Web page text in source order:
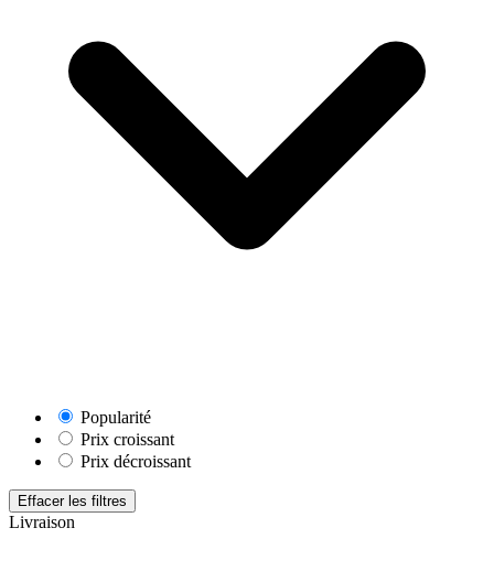
Popularité
Prix croissant
Prix décroissant
Effacer les filtres
Livraison